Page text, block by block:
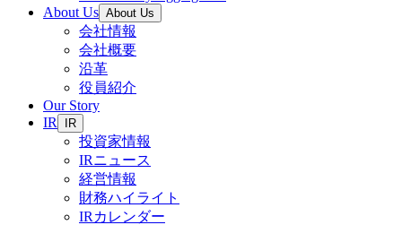
About Us About Us
会社情報
会社概要
沿革
役員紹介
Our Story
IR
IR
投資家情報
IRニュース
経営情報
財務ハイライト
IRカレンダー